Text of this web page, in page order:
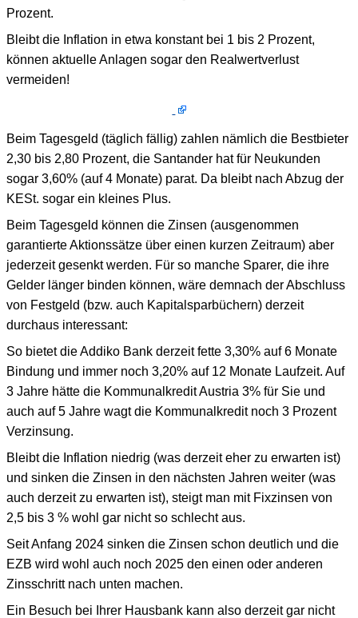
Prozent.
Bleibt die Inflation in etwa konstant bei 1 bis 2 Prozent,
können aktuelle Anlagen sogar den Realwertverlust
vermeiden!
Beim Tagesgeld (täglich fällig) zahlen nämlich die Bestbieter
2,30 bis 2,80 Prozent, die Santander hat für Neukunden
sogar 3,60% (auf 4 Monate) parat. Da bleibt nach Abzug der
KESt. sogar ein kleines Plus.
Beim Tagesgeld können die Zinsen (ausgenommen
garantierte Aktionssätze über einen kurzen Zeitraum) aber
jederzeit gesenkt werden. Für so manche Sparer, die ihre
Gelder länger binden können, wäre demnach der Abschluss
von Festgeld (bzw. auch Kapitalsparbüchern) derzeit
durchaus interessant:
So bietet die Addiko Bank derzeit fette 3,30% auf 6 Monate
Bindung und immer noch 3,20% auf 12 Monate Laufzeit. Auf
3 Jahre hätte die Kommunalkredit Austria 3% für Sie und
auch auf 5 Jahre wagt die Kommunalkredit noch 3 Prozent
Verzinsung.
Bleibt die Inflation niedrig (was derzeit eher zu erwarten ist)
und sinken die Zinsen in den nächsten Jahren weiter (was
auch derzeit zu erwarten ist), steigt man mit Fixzinsen von
2,5 bis 3 % wohl gar nicht so schlecht aus.
Seit Anfang 2024 sinken die Zinsen schon deutlich und die
EZB wird wohl auch noch 2025 den einen oder anderen
Zinsschritt nach unten machen.
Ein Besuch bei Ihrer Hausbank kann also derzeit gar nicht